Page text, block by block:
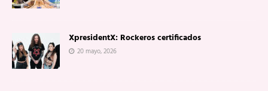
XpresidentX: Rockeros certificados
20 mayo, 2026